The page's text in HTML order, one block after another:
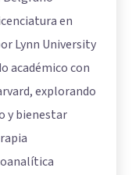
en
Lynn University
académico con
explorando
y bienestar